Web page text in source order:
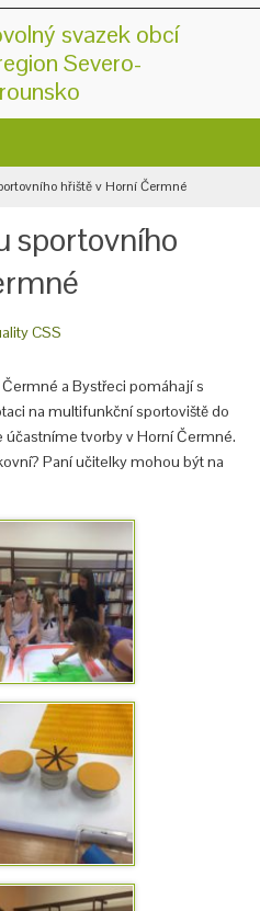
svazek obcí
Severo-
hřiště v Horní Čermné
sportovního
CSS
a Bystřeci pomáhají s
na multifunkční sportoviště do
účastníme tvorby v Horní Čermné.
Paní učitelky mohou být na